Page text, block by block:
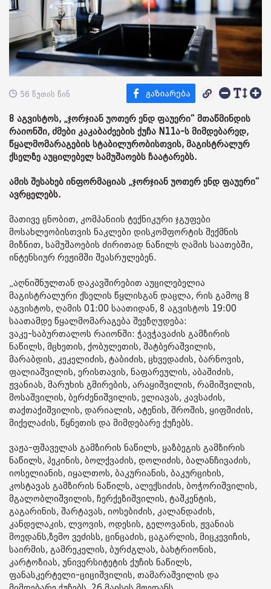
56 წუთის წინ
8 აგვისტოს, „ჯორჯიან უოთერ ენდ ფაუერი“ მთაწმინდის
რაიონში, ძმები კაკაბაძეების ქუჩა N11ა-ს მიმდებარედ,
წყალმომარაგების სტაბილურობისთვის, მაგისტრალურ
ქსელზე აუცილებელ სამუშაოებს ჩაატარებს.
ამის შესახებ ინფორმაციას „ჯორჯიან უოთერ ენდ ფაუერი“
ავრცელებს.
მათივე ცნობით, კომპანიის ტექნიკური ჯგუფები
მოსახლეობისთვის ნაკლები დისკომფორტის შექმნის
მიზნით, სამუშაოების ძირითად ნაწილს ღამის საათებში,
ინტენსიურ რეჟიმში შეასრულებენ.
„აღნიშნულთან დაკავშირებით აუცილებელია
მაგისტრალური ქსელის წყლისგან დაცლა, რის გამოც 8
აგვისტოს, ღამის 01:00 საათიდან, 8 აგვისტოს 19:00
საათამდე წყალმომარაგება შეეზღუდება:
ვაკე-საბურთალოს რაიონში: ჭავჭავაძის გამზირის
ნაწილს, მცხეთის, ქობულეთის, შატბერაშვილის,
მარაბდის, კეკელიძის, ტაბიძის, ცხვედაძის, ბარნოვის,
ფალიაშვილის, ერისთავის, ნაფარეულის, აბაშიძის,
ჟვანიას, მარუხის გმირების, არაყიშვილის, რამიშვილის,
მოსაშვილის, ბერძენიშვილის, ელიავას, კავსაძის,
თაქთაქიშვილის, დარიალის, ატენის, შროშის, ყიფშიძის,
მიქელაძის, წყნეთის და მიმდებარე ქუჩებს.
ვაჟა-ფშაველას გამზირის ნაწილს, ყაზბეგის გამზირის
ნაწილს, პეკინის, ბოლქვაძის, დოლიძის, ბალანჩივაძის,
იოსელიანის, იყალთოს, ბაკურიანის, ბაკურციხის,
კოსტავას გამზირის ნაწილს, ალექსიძის, ბოჭორიშვილის,
მგალობლიშვილის, ჩერქეზიშვილის, ტაშკენტის,
გაგარინის, შარტავას, იოსებიძის, კალანდაძის,
კანდელაკის, ლვოვის, ოდესის, გელოვანის, ჟვანიას
მოედანს,ზემო ვეძისს, ცინცაძის, ცაგარლის, მიცკევიჩის,
საირმის, გამრეკელის, ბურძგლას, ბახტრიონის,
კარტოზიას, უნივერსიტეტის ქუჩის ნაწილს,
ფანასკერტელი-ციციშვილის, თამარაშვილის და